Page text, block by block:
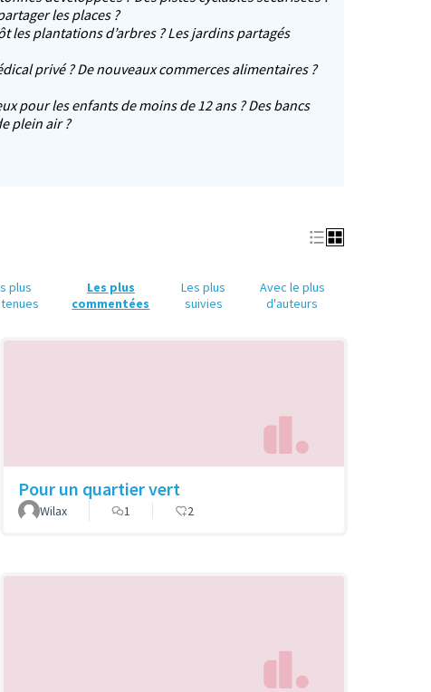
les places ?
les plantations d’arbres ? Les jardins partagés
privé ? De nouveaux commerces alimentaires ?
pour les enfants de moins de 12 ans ? Des bancs
plein air ?
plus
Les plus
commentées
Les plus
suivies
Avec le plus
d'auteurs
Pour un quartier vert
Wilax 1 2